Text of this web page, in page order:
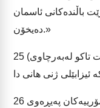
باڵندەکانی ئاسمان
دەیخۆن.»
25 (کەس نەبوو وەک ئەحاڤ خۆی بفرۆشێت تاکو لەبەرچاوی
26